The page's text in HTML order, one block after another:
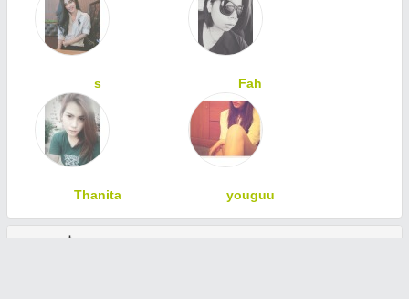
s Fah
Thanita youguu